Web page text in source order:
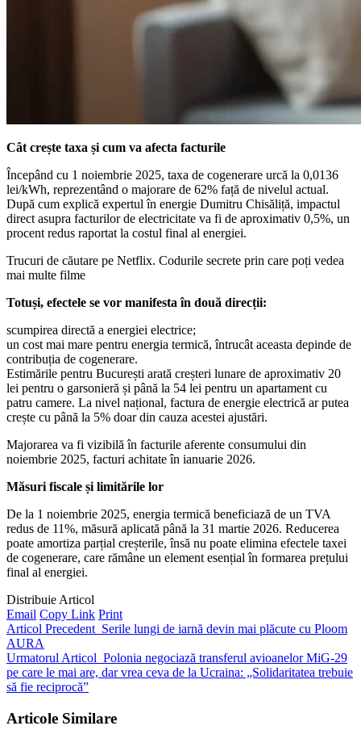
Cât crește taxa și cum va afecta facturile
Începând cu 1 noiembrie 2025, taxa de cogenerare urcă la 0,0136
lei/kWh, reprezentând o majorare de 62% față de nivelul actual.
După cum explică expertul în energie Dumitru Chisăliță, impactul
direct asupra facturilor de electricitate va fi de aproximativ 0,5%, un
procent redus raportat la costul final al energiei.
Trucuri de căutare pe Netflix. Codurile secrete prin care poți vedea
mai multe filme
Totuși, efectele se vor manifesta în două direcții:
scumpirea directă a energiei electrice;
un cost mai mare pentru energia termică, întrucât aceasta depinde de
contribuția de cogenerare.
Estimările pentru București arată creșteri lunare de aproximativ 20
lei pentru o garsonieră și până la 54 lei pentru un apartament cu
patru camere. La nivel național, factura de energie electrică ar putea
crește cu până la 5% doar din cauza acestei ajustări.
Majorarea va fi vizibilă în facturile aferente consumului din
noiembrie 2025, facturi achitate în ianuarie 2026.
Măsuri fiscale și limitările lor
De la 1 noiembrie 2025, energia termică beneficiază de un TVA
redus de 11%, măsură aplicată până la 31 martie 2026. Reducerea
poate amortiza parțial creșterile, însă nu poate elimina efectele taxei
de cogenerare, care rămâne un element esențial în formarea prețului
final al energiei.
Distribuie Articol
Email Copy Link Print
Articol Precedent Serile lungi de iarnă devin mai plăcute cu Ploom
AURA
Urmatorul Articol Polonia negociază transferul avioanelor MiG-29
pe care le mai are, dar vrea ceva de la Ucraina: „Solidaritatea trebuie
să fie reciprocă”
Articole Similare